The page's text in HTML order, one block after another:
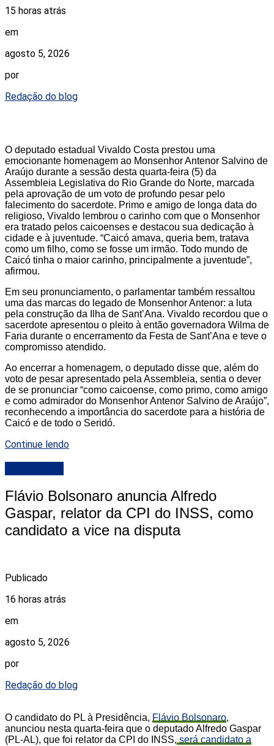
15 horas atrás
em
agosto 5, 2026
por
Redação do blog
O deputado estadual Vivaldo Costa prestou uma
emocionante homenagem ao Monsenhor Antenor Salvino de
Araújo durante a sessão desta quarta-feira (5) da
Assembleia Legislativa do Rio Grande do Norte, marcada
pela aprovação de um voto de profundo pesar pelo
falecimento do sacerdote. Primo e amigo de longa data do
religioso, Vivaldo lembrou o carinho com que o Monsenhor
era tratado pelos caicoenses e destacou sua dedicação à
cidade e à juventude. “Caicó amava, queria bem, tratava
como um filho, como se fosse um irmão. Todo mundo de
Caicó tinha o maior carinho, principalmente a juventude”,
afirmou.
Em seu pronunciamento, o parlamentar também ressaltou
uma das marcas do legado de Monsenhor Antenor: a luta
pela construção da Ilha de Sant’Ana. Vivaldo recordou que o
sacerdote apresentou o pleito à então governadora Wilma de
Faria durante o encerramento da Festa de Sant’Ana e teve o
compromisso atendido.
Ao encerrar a homenagem, o deputado disse que, além do
voto de pesar apresentado pela Assembleia, sentia o dever
de se pronunciar “como caicoense, como primo, como amigo
e como admirador do Monsenhor Antenor Salvino de Araújo”,
reconhecendo a importância do sacerdote para a história de
Caicó e de todo o Seridó.
Continue lendo
Flávio Bolsonaro anuncia Alfredo
Gaspar, relator da CPI do INSS, como
candidato a vice na disputa
Publicado
16 horas atrás
em
agosto 5, 2026
por
Redação do blog
O candidato do PL à Presidência, Flávio Bolsonaro,
anunciou nesta quarta-feira que o deputado Alfredo Gaspar
(PL-AL), que foi relator da CPI do INSS,será candidato a